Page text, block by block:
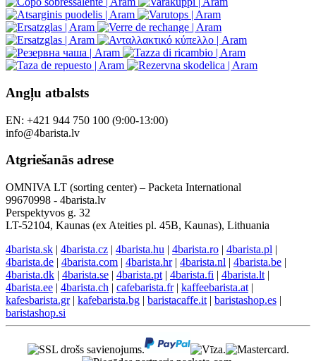
Angļu atbalsts
EN: +421 944 750 100 (9:00-13:00)
info@4barista.lv
Atgriešanās adrese
OMNIVA LT (sorting center) – Packeta International
99670998 - 4barista.lv
Perspektyvos g. 32
LT-52104, Kaunas (ex Ateities pl. 45B, Kaunas), Lithuania
4barista.sk | 4barista.cz | 4barista.hu | 4barista.ro | 4barista.pl |
4barista.de | 4barista.com | 4barista.hr| 4barista.nl | 4barista.be |
4barista.dk | 4barista.se | 4barista.pt | 4barista.fi | 4barista.lt |
4barista.ee | 4barista.ch | cafebarista.fr| kaffeebarista.at |
kafesbarista.gr| kafebarista.bg | baristacaffe.it | baristashop.es |
baristashop.si